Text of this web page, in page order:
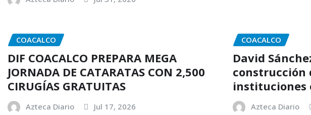
COACALCO
DIF COACALCO PREPARA MEGA
JORNADA DE CATARATAS CON 2,500
CIRUGÍAS GRATUITAS
Azteca Diario Jul 17, 2026
COACALCO
David
construcción
instituciones
Azteca Diario